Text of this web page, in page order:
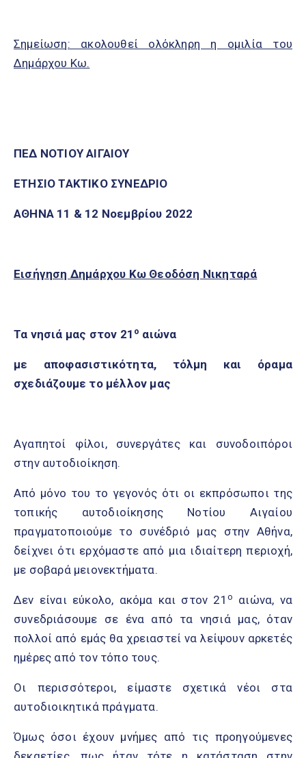
Σημείωση: ακολουθεί ολόκληρη η ομιλία του
Δημάρχου Κω.
ΠΕΔ ΝΟΤΙΟΥ ΑΙΓΑΙΟΥ
ΕΤΗΣΙΟ ΤΑΚΤΙΚΟ ΣΥΝΕΔΡΙΟ
ΑΘΗΝΑ 11 & 12 Νοεμβρίου 2022
Εισήγηση Δημάρχου Κω Θεοδόση Νικηταρά
Τα νησιά μας στον 21 ο αιώνα
με αποφασιστικότητα, τόλμη και όραμα
σχεδιάζουμε το μέλλον μας
Αγαπητοί φίλοι, συνεργάτες και συνοδοιπόροι
στην αυτοδιοίκηση.
Από μόνο του το γεγονός ότι οι εκπρόσωποι της
τοπικής αυτοδιοίκησης Νοτίου Αιγαίου
πραγματοποιούμε το συνέδριό μας στην Αθήνα,
δείχνει ότι ερχόμαστε από μια ιδιαίτερη περιοχή,
με σοβαρά μειονεκτήματα.
Δεν είναι εύκολο, ακόμα και στον 21 ο
αιώνα, να
συνεδριάσουμε σε ένα από τα νησιά μας, όταν
πολλοί από εμάς θα χρειαστεί να λείψουν αρκετές
ημέρες από τον τόπο τους.
Οι περισσότεροι, είμαστε σχετικά νέοι στα
αυτοδιοικητικά πράγματα.
Όμως όσοι έχουν μνήμες από τις προηγούμενες